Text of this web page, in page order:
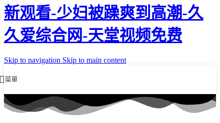
新观看-少妇被躁爽到高潮-久
久爱综合网-天堂视频免费
Skip to navigation Skip to main content
菜單